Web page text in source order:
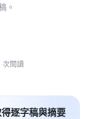
。
次閱讀
逐字稿與摘要